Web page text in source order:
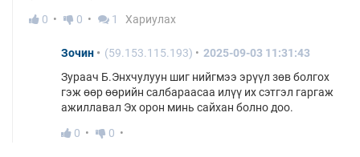
0
0 1 Хариулах
Зочин (59.153.115.193)
2025-09-03 11:31:43
Зураач Б.Энхчулуун шиг нийгмээ эрүүл зөв болгох
гэж өөр өөрийн салбараасаа илүү их сэтгэл гаргаж
ажиллавал Эх орон минь сайхан болно доо.
0
0